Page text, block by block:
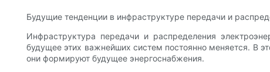
Будущие тенденции в инфраструктуре передачи и
Инфраструктура передачи и распределения
будущее этих важнейших систем постоянно меняется. В
они формируют будущее энергоснабжения.